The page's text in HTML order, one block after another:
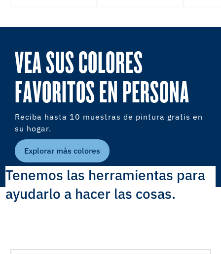
VEA SUS COLORES
FAVORITOS EN PERSONA
Reciba hasta 10 muestras de pintura gratis en
su hogar.
Explorar más colores
Tenemos las herramientas para
ayudarlo a hacer las cosas.